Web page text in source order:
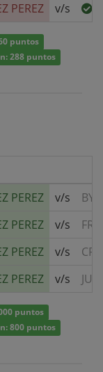
PEREZ v/s
puntos
288 puntos
PEREZ v/s
BYE
PEREZ v/s
PEREZ v/s
PEREZ v/s
puntos
800 puntos